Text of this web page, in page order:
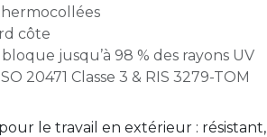
côte
jusqu’à 98 % des rayons UV
20471 Classe 3 & RIS 3279-TOM
le travail en extérieur : résistant,